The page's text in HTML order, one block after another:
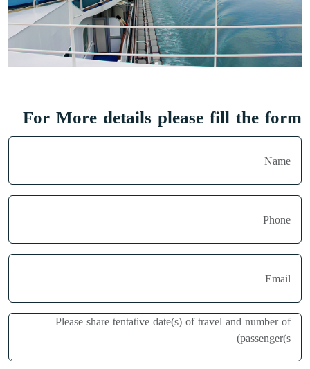
For More details please fill the form